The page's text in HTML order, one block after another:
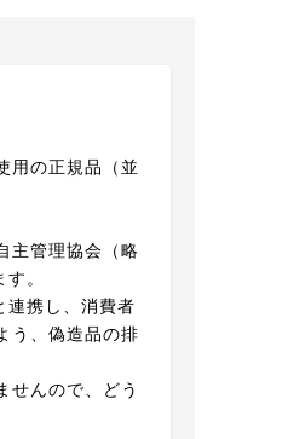
用の正規品（並
主管理協会（略
。
連携し、消費者
う、偽造品の排
せんので、どう